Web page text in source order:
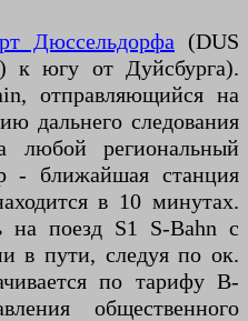
Дюссельдорфа (DUS
югу от Дуйсбурга).
отправляющийся на
​​дальнего следования
любой региональный
- ближайшая станция
в 10 минутах.
на поезд S1 S-Bahn с
в пути, следуя по ок.
по тарифу B-
общественного